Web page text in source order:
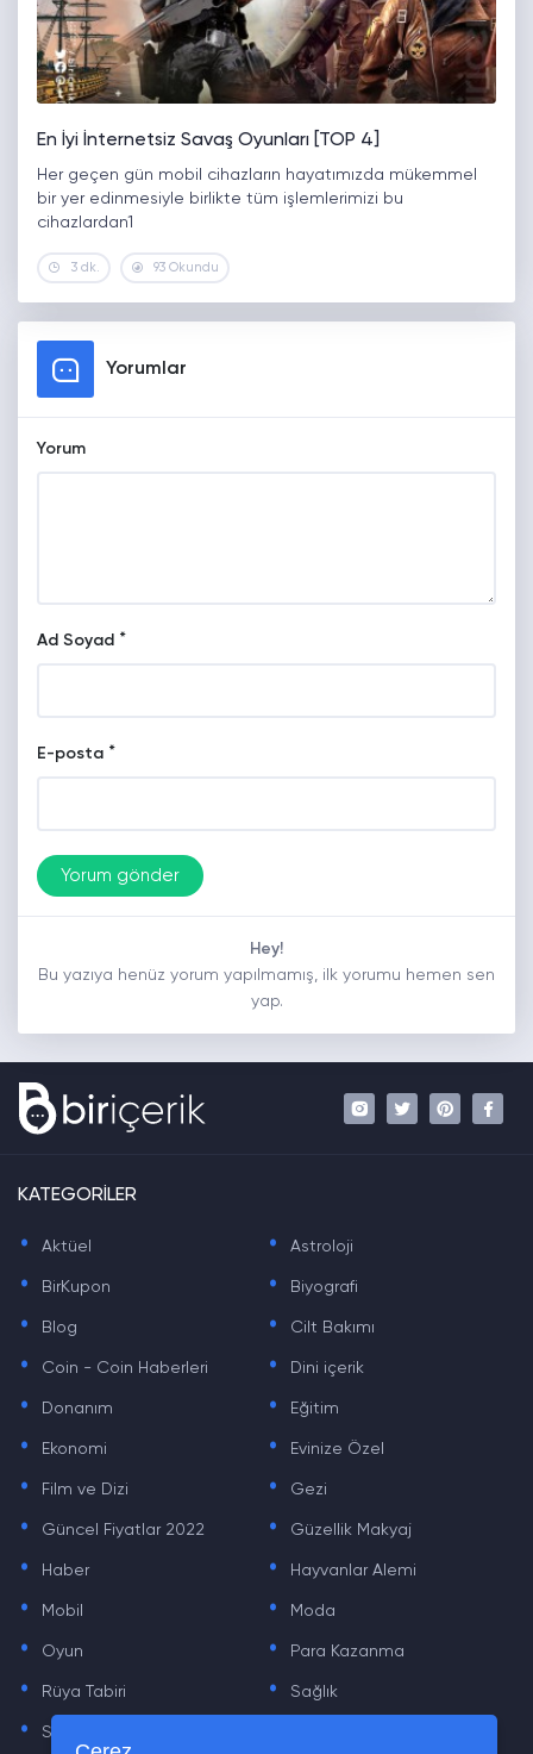
En İyi İnternetsiz Savaş Oyunları [TOP 4]
Her geçen gün mobil cihazların hayatımızda mükemmel
bir yer edinmesiyle birlikte tüm işlemlerimizi bu
cihazlardan1
3 dk. 93 Okundu
Yorumlar
Yorum
Ad Soyad *
E-posta *
Hey!
Bu yazıya henüz yorum yapılmamış, ilk yorumu hemen sen
yap.
KATEGORİLER
. Aktüel . Astroloji
. BirKupon . Biyografi
. Blog . Cilt Bakımı
. Coin - Coin Haberleri . Dini içerik
. Donanım . Eğitim
. Ekonomi . Evinize Özel
. Film ve Dizi . Gezi
. Güncel Fiyatlar 2022 . Güzellik Makyaj
. Haber . Hayvanlar Alemi
. Mobil . Moda
. Oyun . Para Kazanma
. Rüya Tabiri . Sağlık
. Sinema .